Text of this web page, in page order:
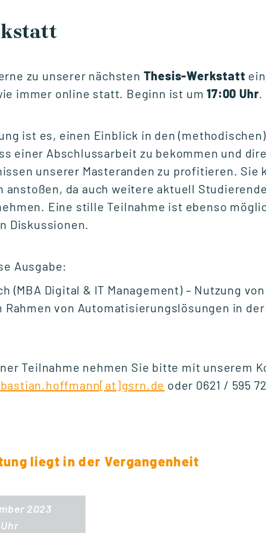
Mensch & KI
10:00 - 12:00 Uhr
START STUDIENGANG
Unternehmensführung
Fr., 25. September 2026
10:00 Uhr
Ausbildung der
Mo., 5. Oktober 2026
zu unserer nächsten Thesis-Werkstatt
immer online statt. Beginn ist um17:00 Uhr
ist es, einen Einblick in den (methodischen)
einer Abschlussarbeit zu bekommen und
unserer Masteranden zu profitieren. Sie
anstoßen, da auch weitere aktuell
Eine stille Teilnahme ist ebenso
Diskussionen.
Ausgabe:
(MBA Digital & IT Management) – Nutzung
Rahmen von Automatisierungslösungen in
Teilnahme nehmen Sie bitte mit unserem
oder 0621 / 595
liegt in der Vergangenheit
2023